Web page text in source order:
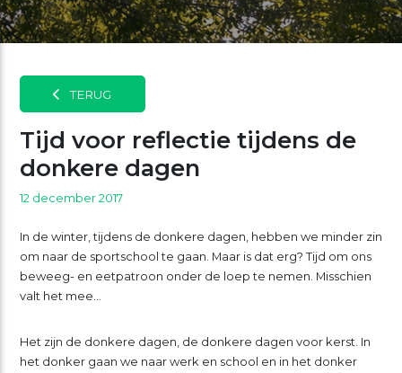
TERUG
Tijd voor reflectie tijdens de
donkere dagen
12 december 2017
In de winter, tijdens de donkere dagen, hebben we minder zin
om naar de sportschool te gaan. Maar is dat erg? Tijd om ons
beweeg- en eetpatroon onder de loep te nemen. Misschien
valt het mee…
Het zijn de donkere dagen, de donkere dagen voor kerst. In
het donker gaan we naar werk en school en in het donker